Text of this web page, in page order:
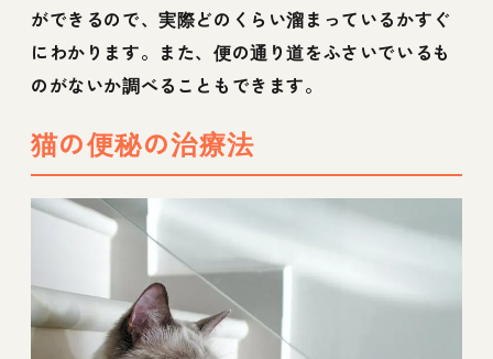
ができるので、実際どのくらい溜まっているかすぐ
にわかります。また、便の通り道をふさいでいるも
のがないか調べることもできます。
猫の便秘の治療法